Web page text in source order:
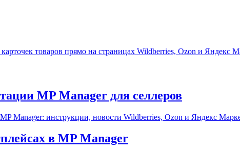
товаров прямо на страницах Wildberries, Ozon и Яндекс
MP Manager для селлеров
Manager: инструкции, новости Wildberries, Ozon и Яндекс
в MP Manager